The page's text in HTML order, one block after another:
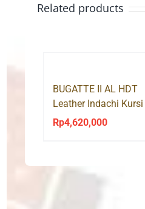
Related products
BUGATTE II AL HDT
Leather Indachi Kursi
Direktur Manager
Rp4,620,000